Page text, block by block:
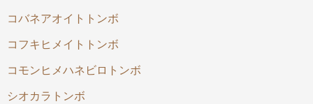
コバネアオイトトンボ
コフキヒメイトトンボ
コモンヒメハネビロトンボ
シオカラトンボ